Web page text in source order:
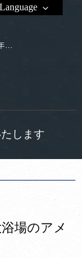
阿寒湖温泉の宿【あかん鶴雅別荘 鄙の座】 ＜2022年4月1日～＞客室及び大浴場のアメニティ提供方法について
Language
します
場のアメ